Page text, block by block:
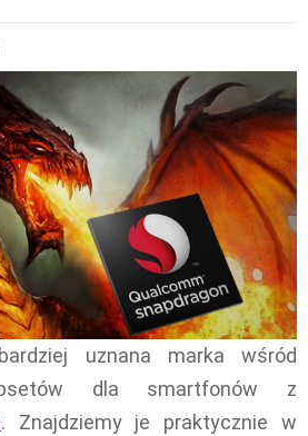
uznana marka wśród
dla smartfonów z
. Znajdziemy je praktycznie w